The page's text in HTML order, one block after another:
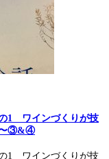
1 ワインづくりが技
〜③&④
1 ワインづくりが技